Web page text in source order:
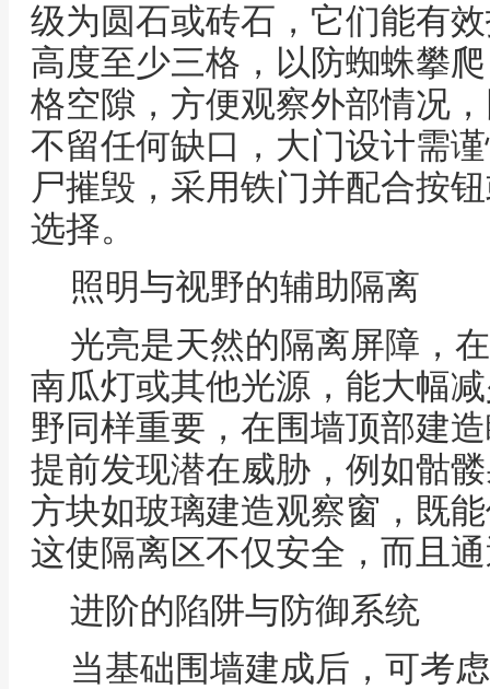
级为圆石或砖石，它们能有
高度至少三格，以防蜘蛛攀
格空隙，方便观察外部情况
不留任何缺口，大门设计需
尸摧毁，采用铁门并配合按
选择。
照明与视野的辅助隔离
光亮是天然的隔离屏障，
南瓜灯或其他光源，能大幅
野同样重要，在围墙顶部建
提前发现潜在威胁，例如骷
方块如玻璃建造观察窗，既
这使隔离区不仅安全，而且
进阶的陷阱与防御系统
当基础围墙建成后，可考